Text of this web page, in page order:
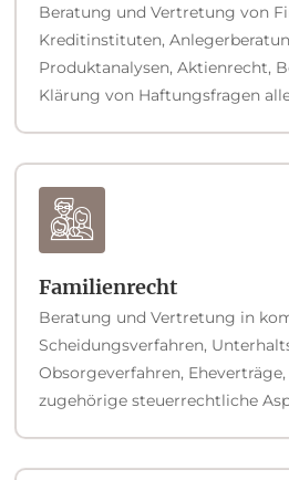
Beratung und Vertretung von
Kreditinstituten,
Produktanalysen, Aktienrecht,
Klärung von Haftungsfragen
Familienrecht
Beratung und Vertretung in
Scheidungsverfahren,
Obsorgeverfahren,
zugehörige steuerrechtliche